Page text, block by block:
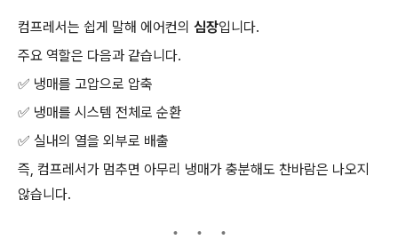
컴프레서는 쉽게 말해 에어컨의 심장입니다.
주요 역할은 다음과 같습니다.
✅ 냉매를 고압으로 압축
✅ 냉매를 시스템 전체로 순환
✅ 실내의 열을 외부로 배출
즉, 컴프레서가 멈추면 아무리 냉매가 충분해도 찬바람은 나오지
않습니다.